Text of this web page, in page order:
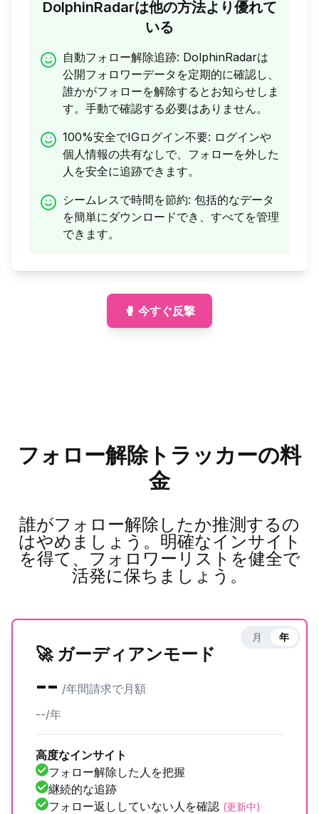
DolphinRadarは他の方法より優れて
いる
自動フォロー解除追跡: DolphinRadarは
公開フォロワーデータを定期的に確認し、
誰かがフォローを解除するとお知らせしま
す。手動で確認する必要はありません。
100%安全でIGログイン不要: ログインや
個人情報の共有なしで、フォローを外した
人を安全に追跡できます。
シームレスで時間を節約: 包括的なデータ
を簡単にダウンロードでき、すべてを管理
できます。
🥊 今すぐ反撃
フォロー解除トラッカーの料
金
誰がフォロー解除したか推測するの
はやめましょう。明確なインサイト
を得て、フォロワーリストを健全で
活発に保ちましょう。
🚀 ガーディアンモード
-- /年間請求で月額
--/年
高度なインサイト
フォロー解除した人を把握
継続的な追跡
フォロー返ししていない人を確認 (更新中)
月 年